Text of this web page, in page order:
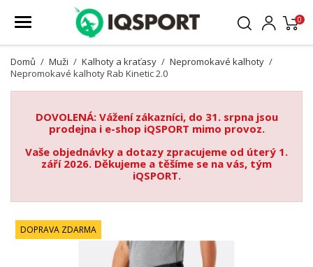
0
Domů Muži Kalhoty a kraťasy
Nepromokavé kalhoty
Nepromokavé kalhoty Rab Kinetic 2.0
DOVOLENÁ: Vážení zákazníci, do 31. srpna jsou
prodejna i e-shop iQSPORT mimo provoz.
Vaše objednávky a dotazy zpracujeme od úterý 1.
září 2026. Děkujeme a těšíme se na vás, tým
iQSPORT.
DOPRAVA ZDARMA